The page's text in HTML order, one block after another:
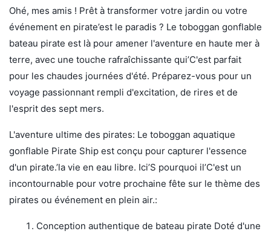
Ohé, mes amis ! Prêt à transformer votre jardin ou votre
événement en pirate’est le paradis ? Le toboggan gonflable
bateau pirate est là pour amener l'aventure en haute mer à
terre, avec une touche rafraîchissante qui’C'est parfait
pour les chaudes journées d'été. Préparez-vous pour un
voyage passionnant rempli d'excitation, de rires et de
l'esprit des sept mers.
L'aventure ultime des pirates: Le toboggan aquatique
gonflable Pirate Ship est conçu pour capturer l'essence
d'un pirate.’la vie en eau libre. Ici’S pourquoi il’C'est un
incontournable pour votre prochaine fête sur le thème des
pirates ou événement en plein air.:
Conception authentique de bateau pirate Doté d'une